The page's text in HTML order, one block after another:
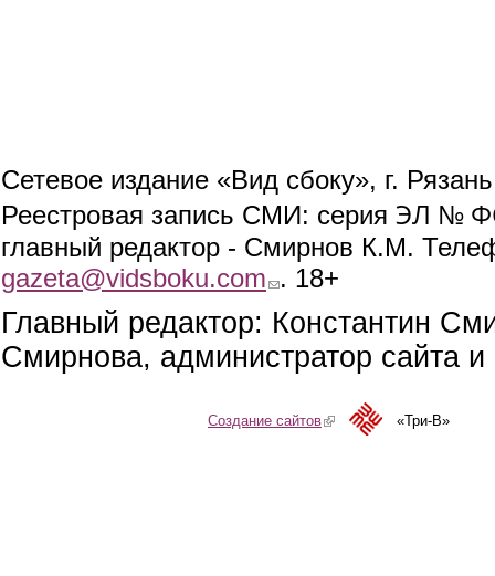
Сетевое издание «Вид сбоку», г.
Реестровая запись СМИ: серия ЭЛ №
главный редактор - Смирнов К.М.
gazeta@vidsboku.com (link sends e-mail)
. 18+
Главный редактор: Константин
Смирнова, администратор сайта
Создание сайтов(link is external)«Три-В»